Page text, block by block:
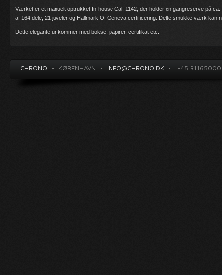
Værket er et manuelt optrukket In-house Cal. 1142 , der holder en gangreserve på
af 164 dele, 21 juveler og Hallmark Of Geneva certificering. Dette smukke værk kan
Dette elegante ur kommer med bokse, papirer, certifikat etc.
CHRONO • KØBENHAVN • INFO@CHRONO.DK • +45 31165000